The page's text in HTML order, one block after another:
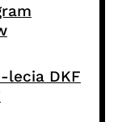
lecia DKF